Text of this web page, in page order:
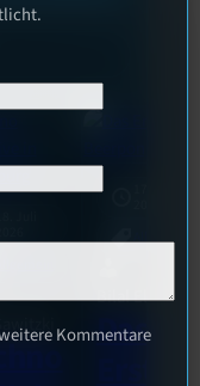
Allgemein
Bilal El Kasmi
Das
Kommentare